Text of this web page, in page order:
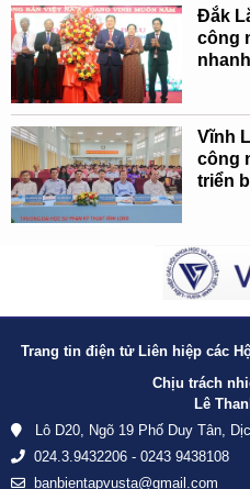
Đắk
công
Vĩnh
công
triển
Trang tin điện tử Liên hiệp các
Chịu trách
Lê
Lô D20, Ngõ 19 Phố Duy Tân,
024.3.9432206 - 0243 9438108
banbientapvusta@gmail.com